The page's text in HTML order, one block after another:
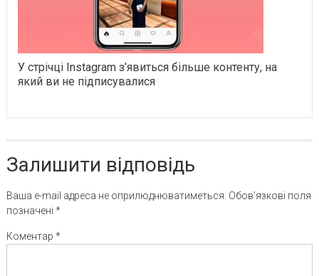
У стрічці Instagram з’явиться більше контенту, на
який ви не підписувалися
Залишити відповідь
Ваша e-mail адреса не оприлюднюватиметься. Обов’язкові поля
позначені *
Коментар *